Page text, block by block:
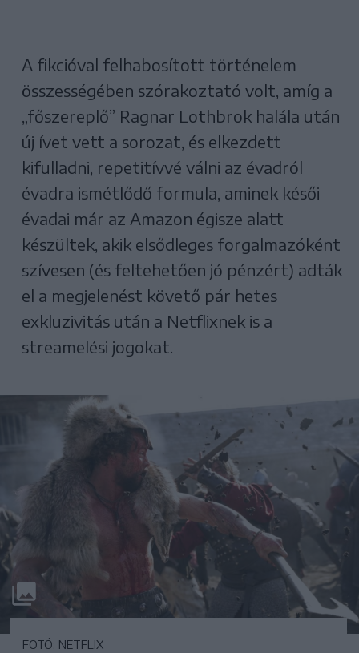
A fikcióval felhabosított történelem
összességében szórakoztató volt, amíg a
„főszereplő” Ragnar Lothbrok halála után
új ívet vett a sorozat, és elkezdett
kifulladni, repetitívvé válni az évadról
évadra ismétlődő formula, aminek késői
évadai már az Amazon égisze alatt
készültek, akik elsődleges forgalmazóként
szívesen (és feltehetően jó pénzért) adták
el a megjelenést követő pár hetes
exkluzivitás után a Netflixnek is a
streamelési jogokat.
FOTÓ: NETFLIX